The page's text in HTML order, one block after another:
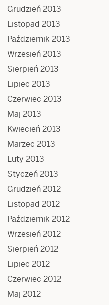
Grudzień 2013
Listopad 2013
Październik 2013
Wrzesień 2013
Sierpień 2013
Lipiec 2013
Czerwiec 2013
Maj 2013
Kwiecień 2013
Marzec 2013
Luty 2013
Styczeń 2013
Grudzień 2012
Listopad 2012
Październik 2012
Wrzesień 2012
Sierpień 2012
Lipiec 2012
Czerwiec 2012
Maj 2012